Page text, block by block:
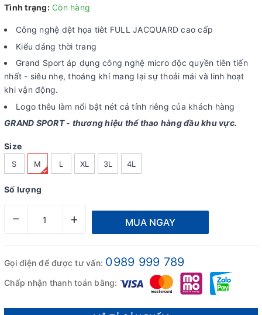
Tình trạng: Còn hàng
Công nghệ dệt họa tiêt FULL JACQUARD cao cấp
Kiểu dáng thời trang
Grand Sport áp dụng công nghệ micro độc quyền tiên tiến
nhất - siêu nhẹ, thoáng khí mang lại sự thoải mái và linh hoạt
khi vận động.
Logo thêu làm nổi bật nét cá tính riêng của khách hàng
GRAND SPORT - thương hiệu thể thao hàng đầu khu vực.
Size
S M L XL 3L 4L
Số lượng
– + MUA NGAY
Gọi điện để được tư vấn: 0989 999 789
Chấp nhận thanh toán bằng: